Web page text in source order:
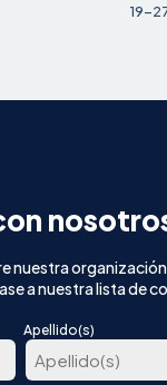
19-
nuestra
a nuestra lista de
Apellido(s)